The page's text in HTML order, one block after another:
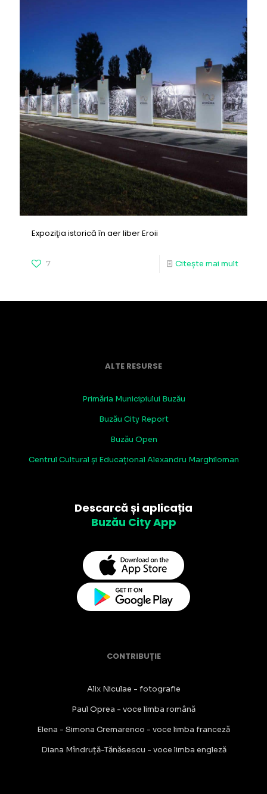
Expoziţia istorică în aer liber Eroii
7 Citește mai mult
ALTE RESURSE
Primăria Municipiului Buzău
Buzău City Report
Buzău Open
Centrul Cultural și Educațional Alexandru Marghiloman
Descarcă și aplicația
Buzău City App
CONTRIBUȚIE
Alix Niculae - fotografie
Paul Oprea - voce limba română
Elena - Simona Cremarenco - voce limba franceză
Diana Mîndruță-Tănăsescu - voce limba engleză